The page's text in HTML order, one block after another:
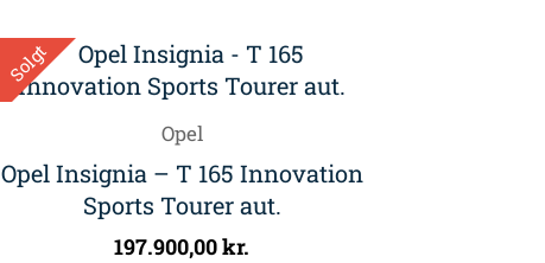
Solgt
Opel
Opel Insignia – T 165 Innovation
Sports Tourer aut.
197.900,00kr.